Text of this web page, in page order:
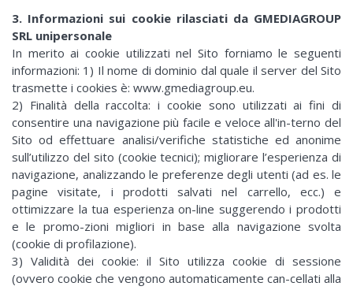
3. Informazioni sui cookie rilasciati da GMEDIAGROUP
SRL unipersonale
In merito ai cookie utilizzati nel Sito forniamo le seguenti
informazioni: 1) Il nome di dominio dal quale il server del Sito
trasmette i cookies è: www.gmediagroup.eu.
2) Finalità della raccolta: i cookie sono utilizzati ai fini di
consentire una navigazione più facile e veloce all'in-terno del
Sito od effettuare analisi/verifiche statistiche ed anonime
sull’utilizzo del sito (cookie tecnici); migliorare l’esperienza di
navigazione, analizzando le preferenze degli utenti (ad es. le
pagine visitate, i prodotti salvati nel carrello, ecc.) e
ottimizzare la tua esperienza on-line suggerendo i prodotti
e le promo-zioni migliori in base alla navigazione svolta
(cookie di profilazione).
3) Validità dei cookie: il Sito utilizza cookie di sessione
(ovvero cookie che vengono automaticamente can-cellati alla